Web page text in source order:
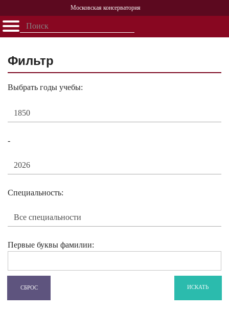
Московская консерватория
Открыть - закрыть
Фильтр
Выбрать годы учебы:
-
Специальность:
Первые буквы фамилии:
СБРОС ИСКАТЬ